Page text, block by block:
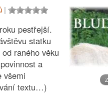
|
pestřejší.
statku
raného věku
a
všemi
textu…)